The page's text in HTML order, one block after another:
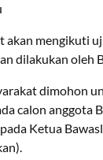
akan mengikuti
dilakukan oleh
dimohon
calon anggota
Ketua